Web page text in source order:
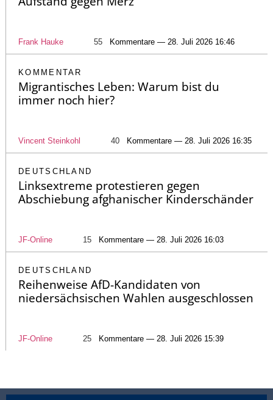
Frank Hauke 55 Kommentare — 28. Juli 2026 16:46
KOMMENTAR
Migrantisches Leben: Warum bist du
immer noch hier?
Vincent Steinkohl 40 Kommentare — 28. Juli 2026 16:35
DEUTSCHLAND
Linksextreme protestieren gegen
Abschiebung afghanischer Kinderschänder
JF-Online 15 Kommentare — 28. Juli 2026 16:03
DEUTSCHLAND
Reihenweise AfD-Kandidaten von
niedersächsischen Wahlen ausgeschlossen
JF-Online 25 Kommentare — 28. Juli 2026 15:39